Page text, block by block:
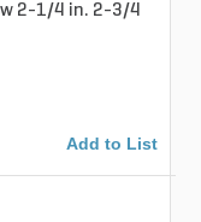
2-1/4 in. 2-3/4
Add to List